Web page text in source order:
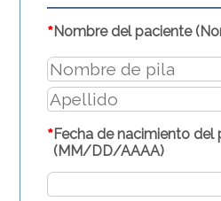
*Nombre del paciente
*Fecha de nacimiento del
(MM/DD/AAAA)